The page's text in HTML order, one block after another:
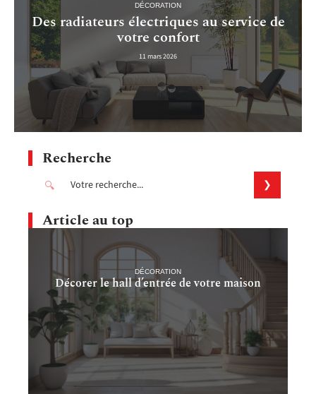
DÉCORATION
Des radiateurs électriques au service de
votre confort
11 mars 2026
Recherche
Article au top
DÉCORATION
Décorer le hall d’entrée de votre maison